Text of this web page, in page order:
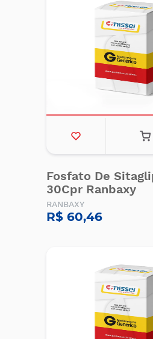
Fosfato De
30Cpr Ranbaxy
RANBAXY
R$ 60,46